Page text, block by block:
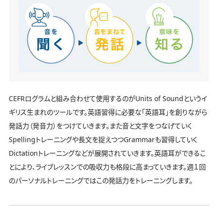
CEFRログラムと組み合わせて使用するのがUnits of Soundというイ
ギリス生まれのツールです。英語習得に必要な「英語耳」を創りながら
発話力（発音力）をつけていきます。また音と文字をつなげていく
Spellingトレーニングや長文を捉えつつGrammarも習得していく
Dictationトレーニングなどが展開されていきます。英語耳ができるこ
とにより、ライブレッスンでの吸収力も格段に高まっていきます。週１回
のパーソナルトレーニングではこの発話力をトレーニングします。